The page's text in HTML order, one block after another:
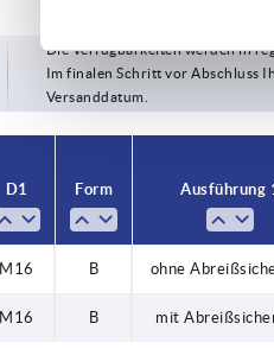
Die Verfügbarkeiten werden in
Im finalen Schritt vor Abschluss
Versanddatum.
D1
Form Ausführung 1
M16 B ohne
M16 B mit